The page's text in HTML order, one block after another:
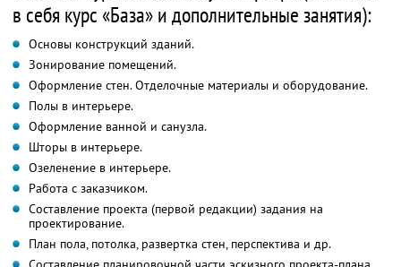
в себя курс «База» и дополнительные занятия):
Основы конструкций зданий.
Зонирование помещений.
Оформление стен. Отделочные материалы и оборудование.
Полы в интерьере.
Оформление ванной и санузла.
Шторы в интерьере.
Озеленение в интерьере.
Работа с заказчиком.
Составление проекта (первой редакции) задания на
проектирование.
План пола, потолка, развертка стен, перспектива и др.